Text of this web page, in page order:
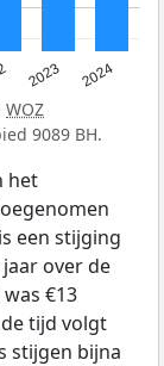
2023 2024
WOZ
9089 BH.
het
een stijging
over de
€13
tijd volgt
stijgen bijna